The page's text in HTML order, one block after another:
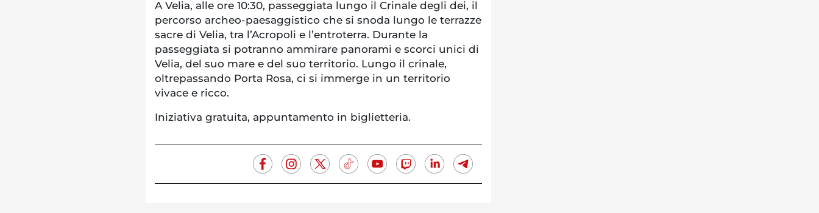
A Velia, alle ore 10:30, passeggiata lungo il Crinale degli dei, il
percorso archeo-paesaggistico che si snoda lungo le terrazze
sacre di Velia, tra l’Acropoli e l’entroterra. Durante la
passeggiata si potranno ammirare panorami e scorci unici di
Velia, del suo mare e del suo territorio. Lungo il crinale,
oltrepassando Porta Rosa, ci si immerge in un territorio
vivace e ricco.
Iniziativa gratuita, appuntamento in biglietteria.